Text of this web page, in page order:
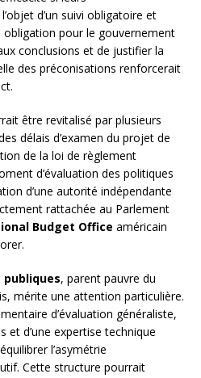
d’un suivi obligatoire et
obligation pour le gouvernement
conclusions et de justifier la
des préconisations renforcerait
être revitalisé par plusieurs
délais d’examen du projet de
de la loi de règlement
d’évaluation des politiques
d’une autorité indépendante
rattachée au Parlement
Budget Office américain
, parent pauvre du
mérite une attention particulière.
d’évaluation généraliste,
d’une expertise technique
l’asymétrie
Cette structure pourrait